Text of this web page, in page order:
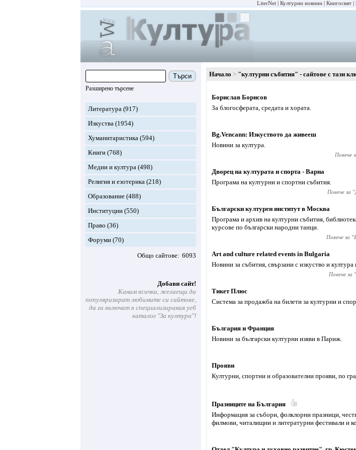
LiterNet Културни новини Книгосвят
Търси
Разширено търсене
Литература (917)
Изкуства (1954)
Хуманитаристика (594)
Книги (768)
Медии и култура (498)
Религия и езотерика (218)
Образование (488)
Институции (550)
Право (36)
Форуми (70)
Общо сайтове 6093
Добави сайт!
Каним всички, желаещи да
популяризират любимите си сайтове,
да ги включат в специализирания уеб
каталог "За култура"!
Начало "културни събития" - сайтове с тази
Борислав Борисов
За блогосферата, средата и хората.
Bg.Vencann: Изкуството да живееш
Новини за култура.
Повече
Дворец на културата и спорта - Варна
Програма на културни и спортни събития.
Повече за "
Български културен институт в Москва
Програма и архив на културни събития,
курсове по български народни танци.
Повече за "
Art and culture related events in Bulgaria
Новини за събития, свързани с изкуство и култура
Повече за "
Тикет Плюс
Система за продажба на билети за културни и
България и Франция
Новини за български културни изяви в Париж.
Прояви
Културни, спортни и образователни прояви, по
Празниците на България
Информация за събори, фолклорни празници,
филмови, читалищни и литературни фестивали и